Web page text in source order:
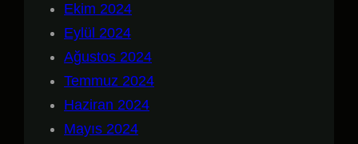
Ekim 2024
Eylül 2024
Ağustos 2024
Temmuz 2024
Haziran 2024
Mayıs 2024